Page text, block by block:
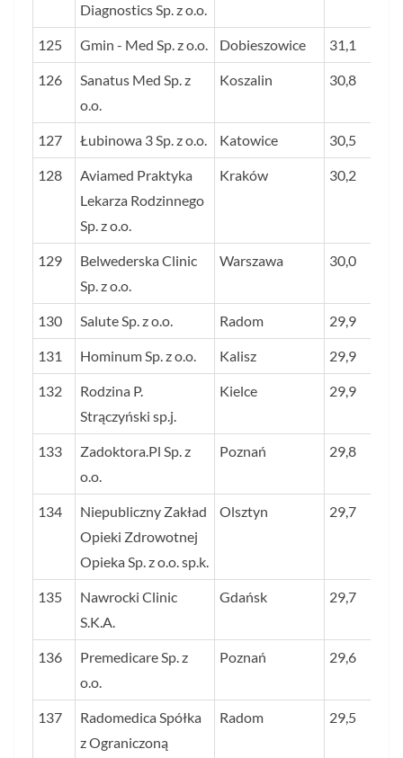
Diagnostics Sp. z o.o.
125 Gmin - Med Sp. z o.o. Dobieszowice 31,1
126
Sanatus Med Sp. z
o.o.
Koszalin 30,8
127 Łubinowa 3 Sp. z o.o. Katowice 30,5
128
Aviamed Praktyka
Lekarza Rodzinnego
Sp. z o.o.
Kraków 30,2
129
Belwederska Clinic
Sp. z o.o.
Warszawa 30,0
130 Salute Sp. z o.o. Radom 29,9
131 Hominum Sp. z o.o. Kalisz 29,9
132
Rodzina P.
Strączyński sp.j.
Kielce 29,9
133
Zadoktora.Pl Sp. z
o.o.
Poznań 29,8
134
Niepubliczny Zakład
Opieki Zdrowotnej
Opieka Sp. z o.o. sp.k.
Olsztyn 29,7
135
Nawrocki Clinic
S.K.A.
Gdańsk 29,7
136
Premedicare Sp. z
o.o.
Poznań 29,6
137
Radomedica Spółka
z Ograniczoną
Radom 29,5